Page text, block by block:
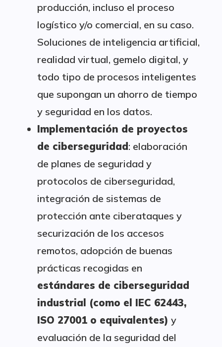
producción, incluso el proceso
logístico y/o comercial, en su caso.
Soluciones de inteligencia artificial,
realidad virtual, gemelo digital, y
todo tipo de procesos inteligentes
que supongan un ahorro de tiempo
y seguridad en los datos.
Implementación de proyectos
de ciberseguridad: elaboración
de planes de seguridad y
protocolos de ciberseguridad,
integración de sistemas de
protección ante ciberataques y
securización de los accesos
remotos, adopción de buenas
prácticas recogidas en
estándares de ciberseguridad
industrial (como el IEC 62443,
ISO 27001 o equivalentes) y
evaluación de la seguridad del